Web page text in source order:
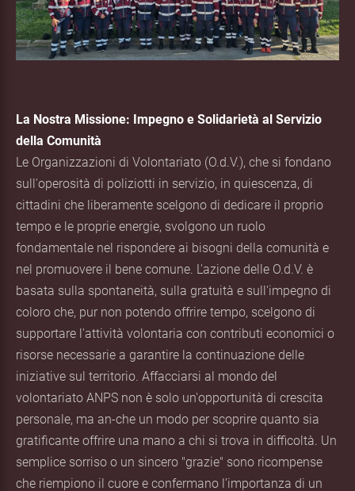
La Nostra Missione: Impegno e Solidarietà al Servizio
della Comunità
Le Organizzazioni di Volontariato (O.d.V.), che si fondano
sull'operosità di poliziotti in servizio, in quiescenza, di
cittadini che liberamente scelgono di dedicare il proprio
tempo e le proprie energie, svolgono un ruolo
fondamentale nel rispondere ai bisogni della comunità e
nel promuovere il bene comune. L'azione delle O.d.V. è
basata sulla spontaneità, sulla gratuità e sull'impegno di
coloro che, pur non potendo offrire tempo, scelgono di
supportare l'attività volontaria con contributi economici o
risorse necessarie a garantire la continuazione delle
iniziative sul territorio. Affacciarsi al mondo del
volontariato ANPS non è solo un'opportunità di crescita
personale, ma an-che un modo per scoprire quanto sia
gratificante offrire una mano a chi si trova in difficoltà. Un
semplice sorriso o un sincero "grazie" sono ricompense
che riempiono il cuore e confermano l’importanza di un